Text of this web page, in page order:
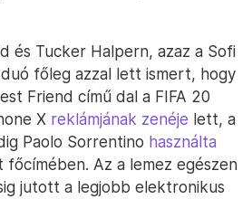
és Tucker Halpern, azaz a Sofi
főleg azzal lett ismert, hogy
Friend című dal a FIFA 20
X reklámjának zenéje lett, a
Paolo Sorrentino használta
főcímében. Az a lemez egészen
jutott a legjobb elektronikus